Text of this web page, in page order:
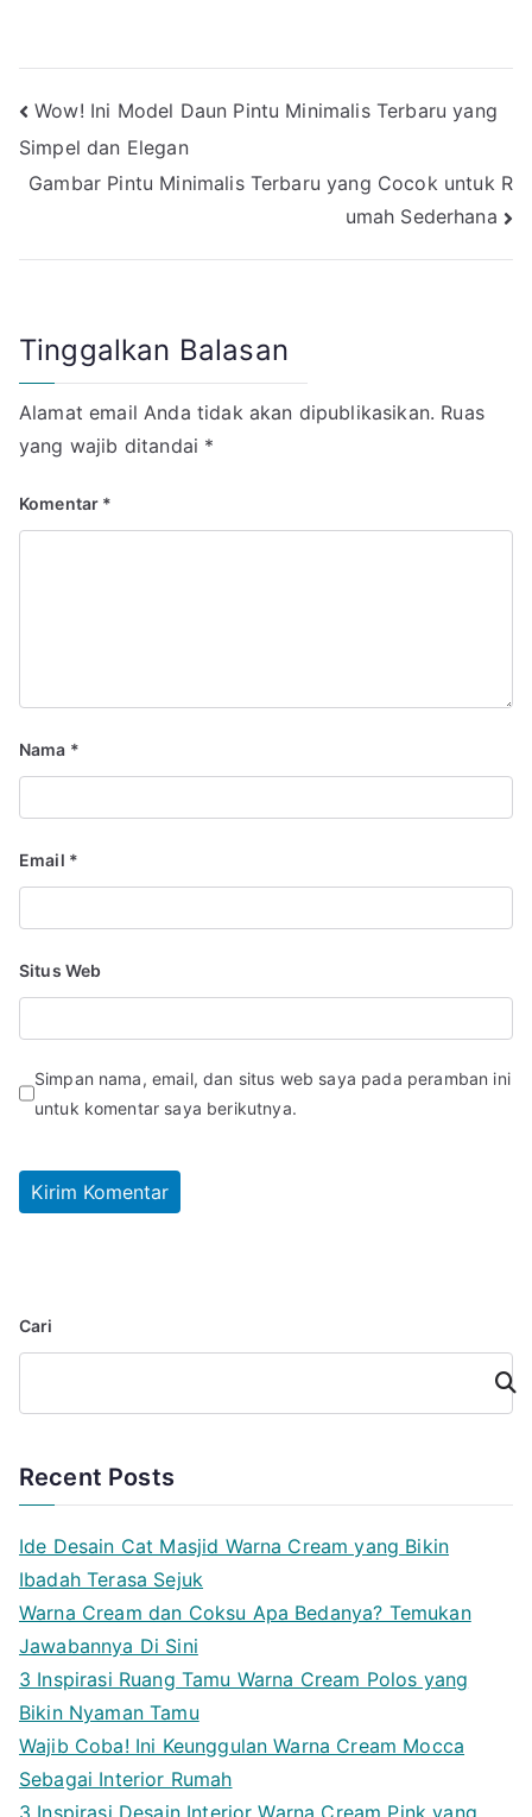
Navigasi
pos
Wow! Ini Model Daun Pintu Minimalis Terbaru yang
Simpel dan Elegan
Gambar Pintu Minimalis Terbaru yang Cocok untuk R
umah Sederhana
Tinggalkan Balasan
Alamat email Anda tidak akan dipublikasikan. Ruas
yang wajib ditandai *
Komentar *
Nama *
Email *
Situs Web
Simpan nama, email, dan situs web saya pada peramban ini
untuk komentar saya berikutnya.
Cari
Cari
Recent Posts
Ide Desain Cat Masjid Warna Cream yang Bikin
Ibadah Terasa Sejuk
Warna Cream dan Coksu Apa Bedanya? Temukan
Jawabannya Di Sini
3 Inspirasi Ruang Tamu Warna Cream Polos yang
Bikin Nyaman Tamu
Wajib Coba! Ini Keunggulan Warna Cream Mocca
Sebagai Interior Rumah